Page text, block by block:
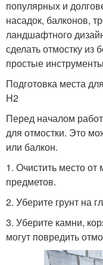
Бетонные
Требования к
Правильная
популярных и
насадок, балконов,
ландшафтного
сделать отмостку из
простые
Подготовка места
H2
Перед началом
для отмостки. Это
или балкон.
1. Очистить место от
предметов.
2. Уберите грунт на
3. Уберите камни,
могут повредить